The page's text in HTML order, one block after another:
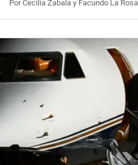
Por Cecilia Zabala y Facundo La Rosa